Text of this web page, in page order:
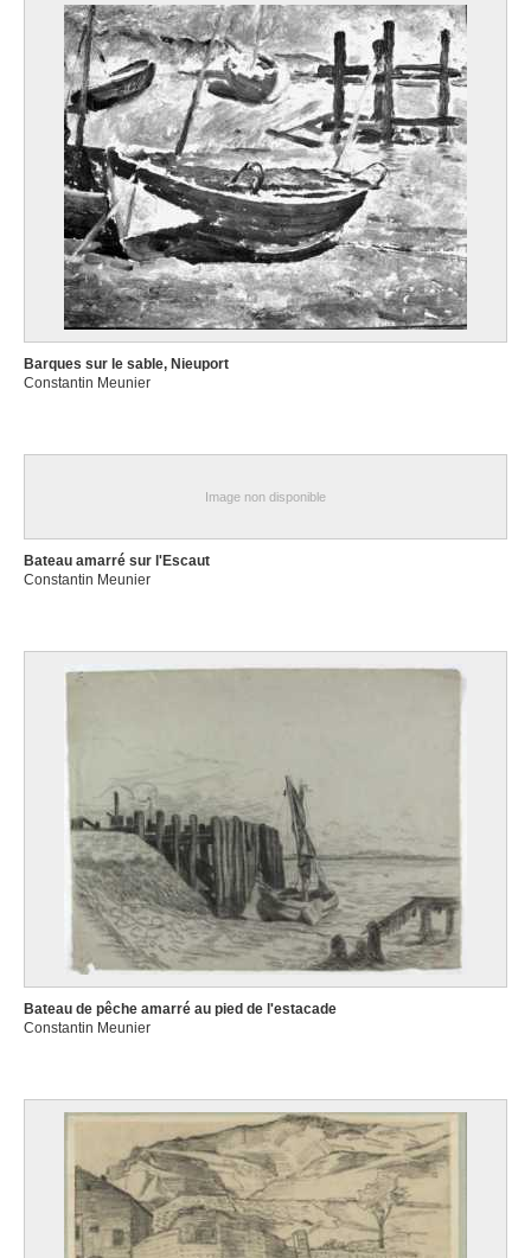
Barques sur le sable, Nieuport
Constantin Meunier
Image non disponible
Bateau amarré sur l'Escaut
Constantin Meunier
Bateau de pêche amarré au pied de l'estacade
Constantin Meunier